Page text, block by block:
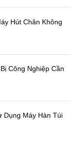
Hút Chân Không
Công Nghiệp Cần
Dụng Máy Hàn Túi